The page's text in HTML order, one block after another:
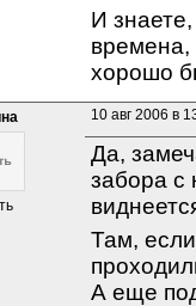
И
времена,
хорошо
10 авг 2006 в
Да,
забора с
Там,
А еще